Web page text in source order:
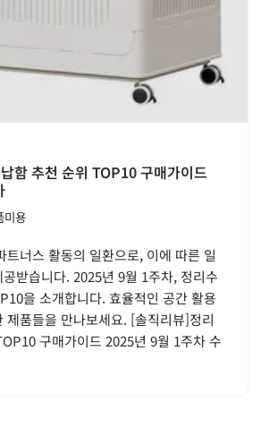
함 추천 순위 TOP10 구매가이드
미용
트너스 활동의 일환으로, 이에 따른 일
받습니다. 2025년 9월 1주차, 정리수
을 소개합니다. 효율적인 공간 활용
제품들을 만나보세요. [솔직리뷰]정리
구매가이드 2025년 9월 1주차 수